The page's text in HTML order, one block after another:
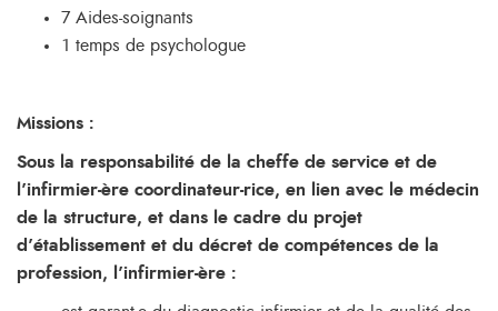
7 Aides-soignants
1 temps de psychologue
Missions :
Sous la responsabilité de la cheffe de service et de
l’infirmier-ère coordinateur-rice, en lien avec le médecin
de la structure, et dans le cadre du projet
d’établissement et du décret de compétences de la
profession, l’infirmier-ère :